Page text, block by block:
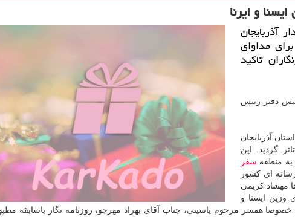
و ایرنا
آذربایجان
مداوای
تاکید
دفتر رییس
آذربایجان
گردید. این
منطقه سفر
ای کشور
مهشاد کریمی
وزین ایسنا و
خصوصا همسر مرحوم یاسینی، جناب آقای بهراد مهرجو، روزنامه نگار باسابقه